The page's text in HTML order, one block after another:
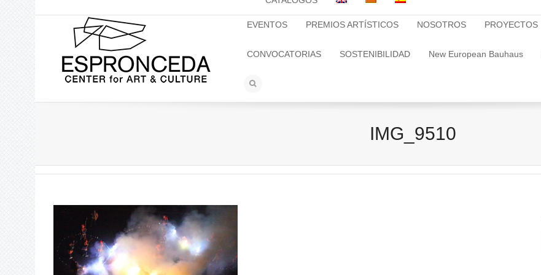
EVENTOS PREMIOS ARTÍSTICOS NOSOTROS PROYECTOS
CONVOCATORIAS SOSTENIBILIDAD New European Bauhaus
IMG_9510